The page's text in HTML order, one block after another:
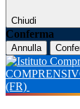
Chiudi
Conferma
Annulla
(FR)